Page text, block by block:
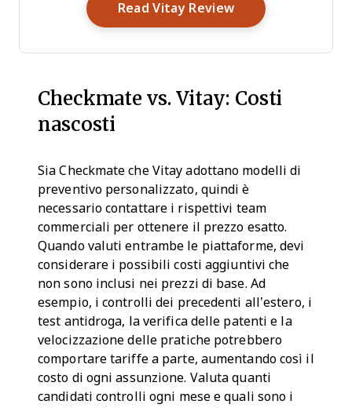
Read Vitay ReviewOpens New
Checkmate vs. Vitay: Costi
nascosti
Sia Checkmate che Vitay adottano modelli di
preventivo personalizzato, quindi è
necessario contattare i rispettivi team
commerciali per ottenere il prezzo esatto.
Quando valuti entrambe le piattaforme, devi
considerare i possibili costi aggiuntivi che
non sono inclusi nei prezzi di base. Ad
esempio, i controlli dei precedenti all’estero, i
test antidroga, la verifica delle patenti e la
velocizzazione delle pratiche potrebbero
comportare tariffe a parte, aumentando così il
costo di ogni assunzione. Valuta quanti
candidati controlli ogni mese e quali sono i